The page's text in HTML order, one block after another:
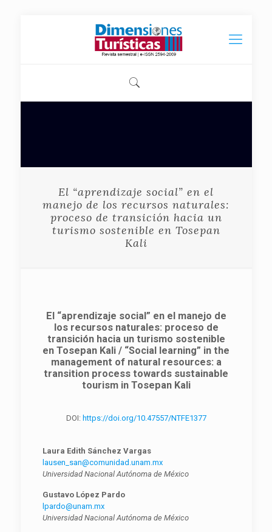
El “aprendizaje social” en el
manejo de los recursos naturales:
proceso de transición hacia un
turismo sostenible en Tosepan
Kali
El “aprendizaje social” en el manejo de
los recursos naturales: proceso de
transición hacia un turismo sostenible
en Tosepan Kali / “Social learning” in the
management of natural resources: a
transition process towards sustainable
tourism in Tosepan Kali
DOI: https://doi.org/10.47557/NTFE1377
Laura Edith Sánchez Vargas
lausen_san@comunidad.unam.mx
Universidad Nacional Autónoma de México
Gustavo López Pardo
lpardo@unam.mx
Universidad Nacional Autónoma de México